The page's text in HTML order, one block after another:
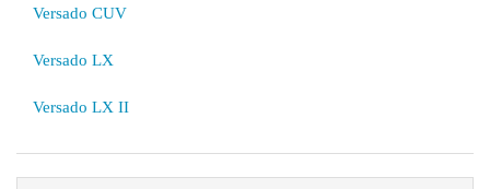
Versado CUV
Versado LX
Versado LX II